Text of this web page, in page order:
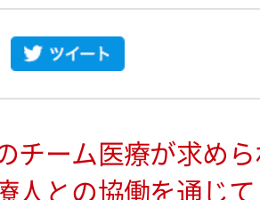
チーム医療が求め
人との協働を通じて